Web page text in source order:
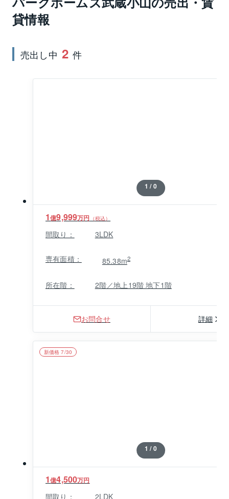
貸情報
売出し中 2 件
1 / 0
1億9,999万円 （税込）
間取り： 3LDK
専有面積： 85.38m2
所在階： 2階／地上19階 地下1階
お問合せ 詳細
1 / 0
新価格 7/30
1億4,500万円
間取り： 2LDK